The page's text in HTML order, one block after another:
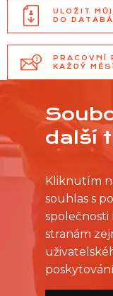
ULOŽIT
DO
PRACOVNÍ
KAŽDÝ
další
Kliknutím
souhlas s
společnosti
stranám